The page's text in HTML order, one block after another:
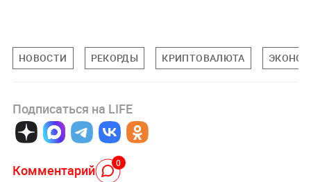
НОВОСТИ РЕКОРДЫ КРИПТОВАЛЮТА
Подписаться на LIFE
Комментарий 0